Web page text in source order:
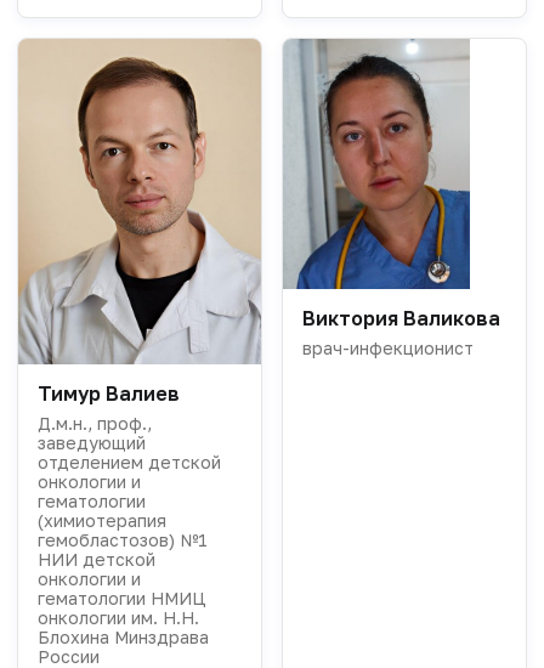
Тимур Валиев
Д.м.н., проф.,
заведующий
отделением детской
онкологии и
гематологии
(химиотерапия
гемобластозов) №1
НИИ детской
онкологии и
гематологии НМИЦ
онкологии им. Н.Н.
Блохина Минздрава
России
Виктория Валикова
врач-инфекционист